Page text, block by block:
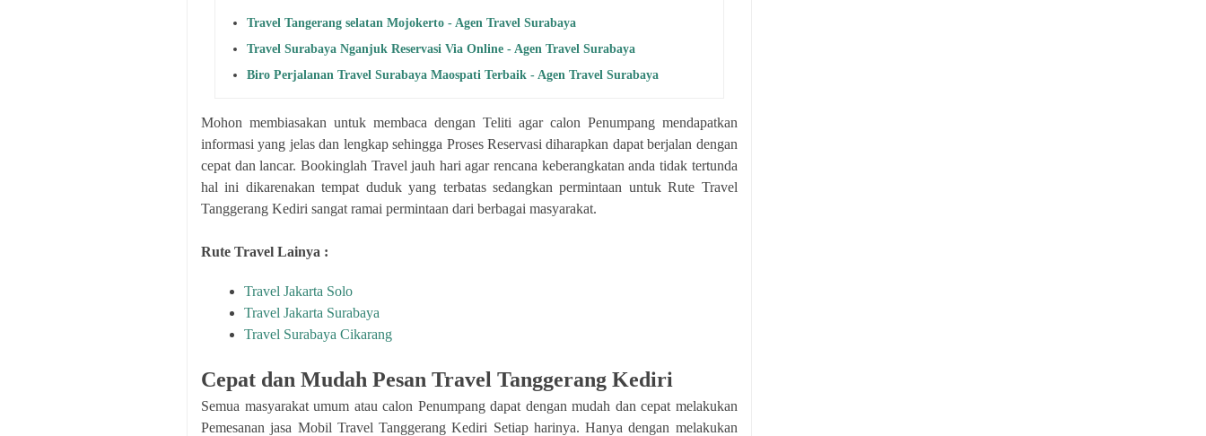
Travel Tangerang selatan Mojokerto - Agen Travel Surabaya
Travel Surabaya Nganjuk Reservasi Via Online - Agen Travel Surabaya
Biro Perjalanan Travel Surabaya Maospati Terbaik - Agen Travel Surabaya
Mohon membiasakan untuk membaca dengan Teliti agar calon Penumpang mendapatkan
informasi yang jelas dan lengkap sehingga Proses Reservasi diharapkan dapat berjalan dengan
cepat dan lancar. Bookinglah Travel jauh hari agar rencana keberangkatan anda tidak tertunda
hal ini dikarenakan tempat duduk yang terbatas sedangkan permintaan untuk Rute Travel
Tanggerang Kediri sangat ramai permintaan dari berbagai masyarakat.
Rute Travel Lainya :
Travel Jakarta Solo
Travel Jakarta Surabaya
Travel Surabaya Cikarang
Cepat dan Mudah Pesan Travel Tanggerang Kediri
Semua masyarakat umum atau calon Penumpang dapat dengan mudah dan cepat melakukan
Pemesanan jasa Mobil Travel Tanggerang Kediri Setiap harinya. Hanya dengan melakukan